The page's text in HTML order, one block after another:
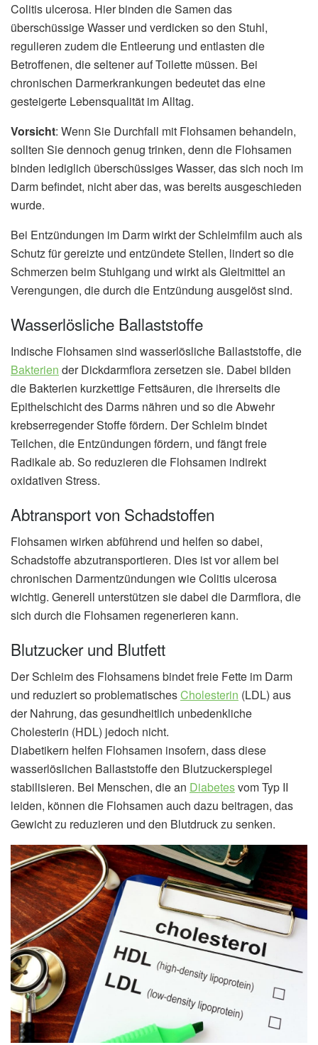
Colitis ulcerosa. Hier binden die Samen das
überschüssige Wasser und verdicken so den Stuhl,
regulieren zudem die Entleerung und entlasten die
Betroffenen, die seltener auf Toilette müssen. Bei
chronischen Darmerkrankungen bedeutet das eine
gesteigerte Lebensqualität im Alltag.
Vorsicht: Wenn Sie Durchfall mit Flohsamen behandeln,
sollten Sie dennoch genug trinken, denn die Flohsamen
binden lediglich überschüssiges Wasser, das sich noch im
Darm befindet, nicht aber das, was bereits ausgeschieden
wurde.
Bei Entzündungen im Darm wirkt der Schleimfilm auch als
Schutz für gereizte und entzündete Stellen, lindert so die
Schmerzen beim Stuhlgang und wirkt als Gleitmittel an
Verengungen, die durch die Entzündung ausgelöst sind.
Wasserlösliche Ballaststoffe
Indische Flohsamen sind wasserlösliche Ballaststoffe, die
Bakterien der Dickdarmflora zersetzen sie. Dabei bilden
die Bakterien kurzkettige Fettsäuren, die ihrerseits die
Epithelschicht des Darms nähren und so die Abwehr
krebserregender Stoffe fördern. Der Schleim bindet
Teilchen, die Entzündungen fördern, und fängt freie
Radikale ab. So reduzieren die Flohsamen indirekt
oxidativen Stress.
Abtransport von Schadstoffen
Flohsamen wirken abführend und helfen so dabei,
Schadstoffe abzutransportieren. Dies ist vor allem bei
chronischen Darmentzündungen wie Colitis ulcerosa
wichtig. Generell unterstützen sie dabei die Darmflora, die
sich durch die Flohsamen regenerieren kann.
Blutzucker und Blutfett
Der Schleim des Flohsamens bindet freie Fette im Darm
und reduziert so problematischesCholesterin (LDL) aus
der Nahrung, das gesundheitlich unbedenkliche
Cholesterin (HDL) jedoch nicht.
Diabetikern helfen Flohsamen insofern, dass diese
wasserlöslichen Ballaststoffe den Blutzuckerspiegel
stabilisieren. Bei Menschen, die an Diabetesvom Typ II
leiden, können die Flohsamen auch dazu beitragen, das
Gewicht zu reduzieren und den Blutdruck zu senken.